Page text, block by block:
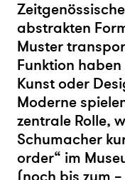
abstrakten
Muster
Funktion
Kunst oder
Moderne
zentrale Rolle,
Schumacher
order“ im